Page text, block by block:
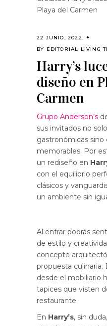
Playa del Carmen
22 JUNIO, 2022
BY EDITORIAL LIVING
Harry’s
diseño en
Carmen
Grupo Anderson’s
sus invitados no
gastronómicas sino
memorables. Por
un rediseño en
con el equilibrio
clásicos y
un ambiente sin
Al entrar podrás
de estilo y
concepto
propuesta culinaria.
desde el mobiliario
tapices que visten
restaurante.
En Harry’s, sin